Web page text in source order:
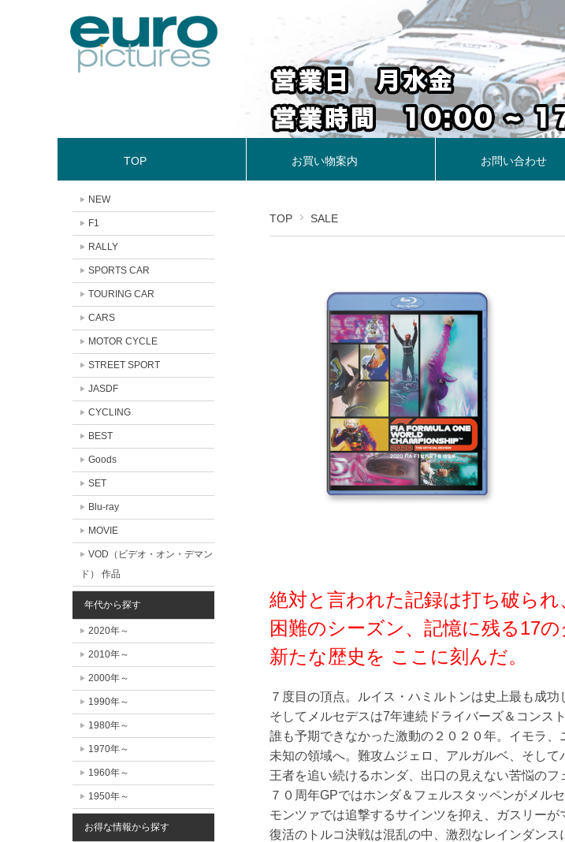
TOP お買い物案内 お問い合わせ
TOP SALE
絶対と言われた記録は打ち破られ
困難のシーズン、記憶に残る17の
新たな歴史を ここに刻んだ。
７度目の頂点。ルイス・ハミルトンは史上最も成
そしてメルセデスは7年連続ドライバーズ＆コンス
誰も予期できなかった激動の２０２０年。イモラ
未知の領域へ。難攻ムジェロ、アルガルベ、そして
王者を追い続けるホンダ、出口の見えない苦悩のフ
７０周年GPではホンダ＆フェルスタッペンがメル
モンツァでは追撃するサインツを抑え、ガスリーが
復活のトルコ決戦は混乱の中、激烈なレインダン
NEW
F1
RALLY
SPORTS CAR
TOURING CAR
CARS
MOTOR CYCLE
STREET SPORT
JASDF
CYCLING
BEST
Goods
SET
Blu-ray
MOVIE
VOD（ビデオ・オン・デマン
ド） 作品
年代から探す
2020年～
2010年～
2000年～
1990年～
1980年～
1970年～
1960年～
1950年～
お得な情報から探す